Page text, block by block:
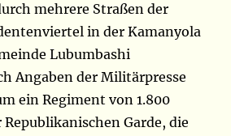
mehrere Straßen der
in der Kamanyola
Lubumbashi
Angaben der Militärpresse
ein Regiment von 1.800
Garde, die